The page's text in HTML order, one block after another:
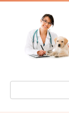
Перейти
Поиск: